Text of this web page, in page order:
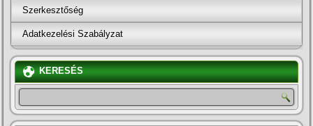
Szerkesztőség
Adatkezelési Szabályzat
KERESÉS